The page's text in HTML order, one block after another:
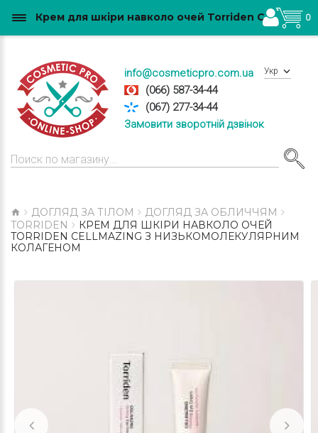
info@cosmeticpro.com.ua
(066) 587-34-44
(067) 277-34-44
Замовити зворотній дзвінок
Укр
0
ДОГЛЯД ЗА ТІЛОМ
ДОГЛЯД ЗА ОБЛИЧЧЯМ
TORRIDEN
КРЕМ ДЛЯ ШКІРИ НАВКОЛО ОЧЕЙ
TORRIDEN CELLMAZING З НИЗЬКОМОЛЕКУЛЯРНИМ
КОЛАГЕНОМ
Крем для шкіри навколо очей Torriden Cellmazing з низькомолекулярним колагеном купити в Україні